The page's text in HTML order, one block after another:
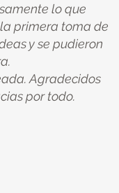
lo que
primera toma de
y se pudieron
Agradecidos
por todo.